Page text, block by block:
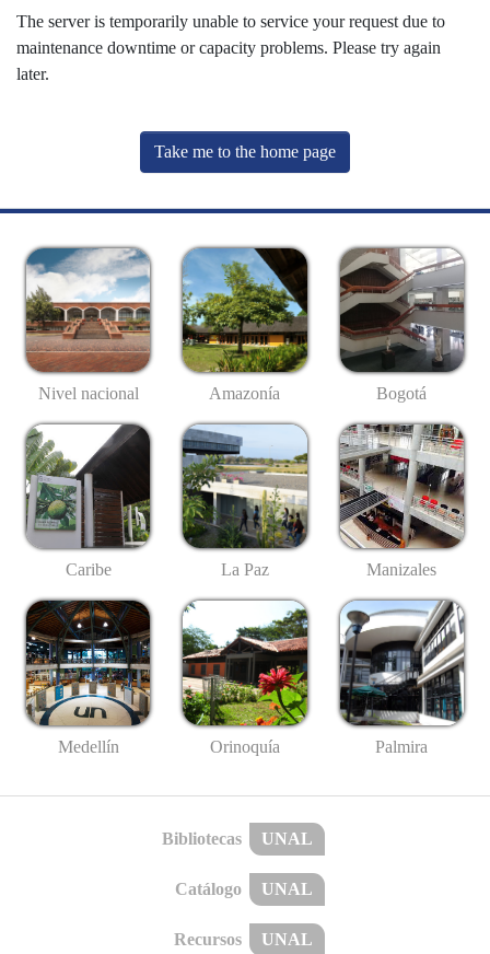
The server is temporarily unable to service your request due to
maintenance downtime or capacity problems. Please try again
later.
Take me to the home page
Nivel nacional Amazonía Bogotá
Caribe La Paz Manizales
Medellín Orinoquía Palmira
Bibliotecas UNAL
Catálogo UNAL
Recursos UNAL